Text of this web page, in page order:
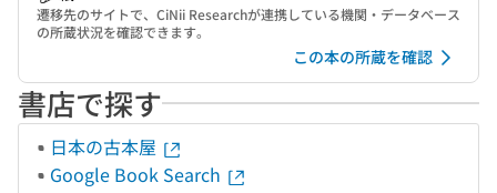
遷移先のサイトで、CiNii Researchが連携している機関・データベース
の所蔵状況を確認できます。
この本の所蔵を確認
書店で探す
日本の古本屋
Google Book Search